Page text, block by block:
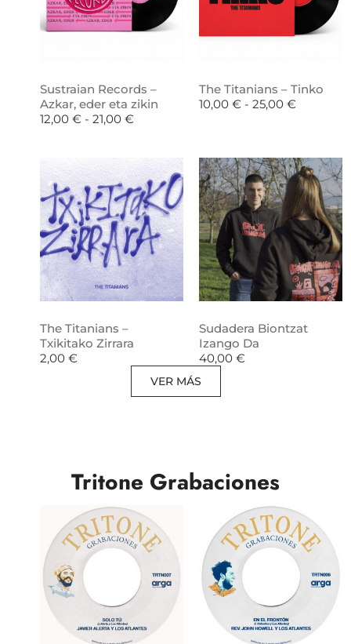
Sustraian Records –
Azkar, eder eta zikin
12,00 € - 21,00 €
The Titanians – Tinko
10,00 € - 25,00 €
The Titanians –
Txikitako Zirrara
2,00 €
Sudadera Biontzat
Izango Da
40,00 €
VER MÁS
Tritone Grabaciones